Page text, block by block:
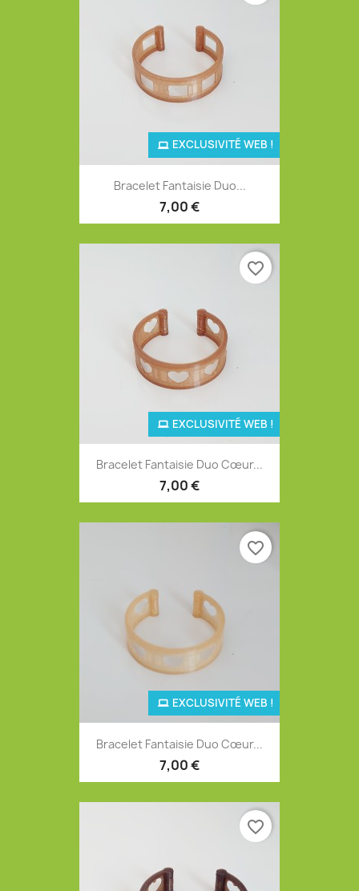
Bracelet Fantaisie Duo...
7,00 €
EXCLUSIVITÉ WEB !
Bracelet Fantaisie Duo Cœur...
7,00 €
EXCLUSIVITÉ WEB !
favorite_border
Bracelet Fantaisie Duo Cœur...
7,00 €
EXCLUSIVITÉ WEB !
favorite_border
favorite_border